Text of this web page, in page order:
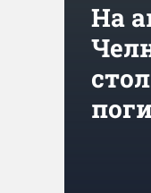
На